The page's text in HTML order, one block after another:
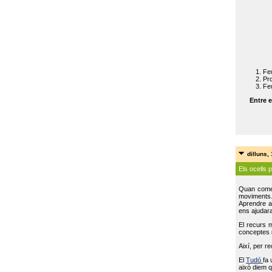
Entre
dilluns,
Els ocells
Quan
Aprendre
ens
El recurs
conceptes
Així, per
ElTudófa
això diem